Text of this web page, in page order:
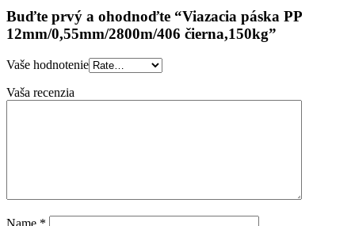
Buďte prvý a ohodnoďte “Viazacia páska PP
12mm/0,55mm/2800m/406 čierna,150kg”
Vaše hodnotenie
Vaša recenzia
Name *